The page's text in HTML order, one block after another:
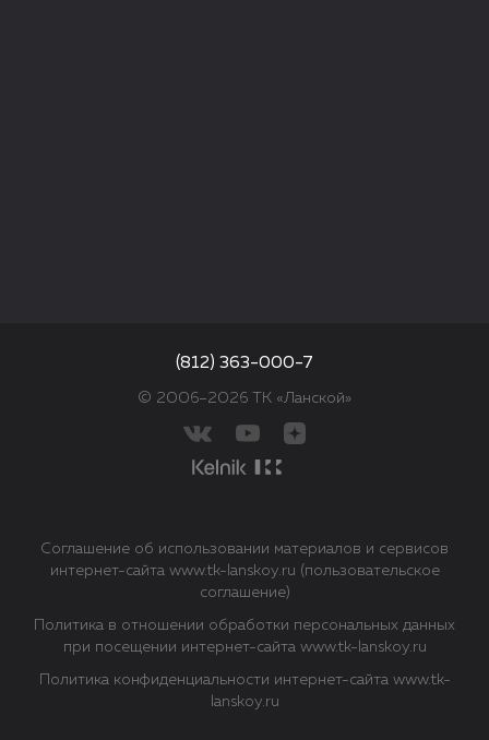
© 2006–2026 ТК «Ланской»
(812) 363-000-7
Политика в отношении обработки персональных данных
при посещении интернет-сайта www.tk-lanskoy.ru
Соглашение об использовании материалов и сервисов
интернет-сайта www.tk-lanskoy.ru (пользовательское
соглашение)
Политика конфиденциальности интернет-сайта www.tk-
lanskoy.ru